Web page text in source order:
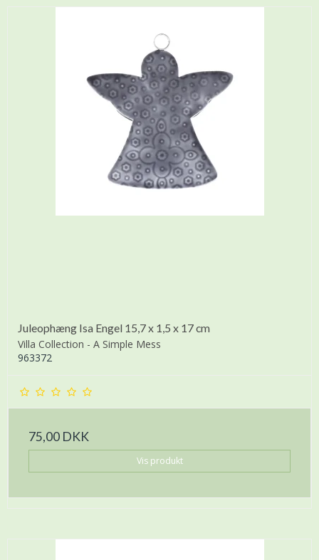
Juleophæng Isa Engel 15,7 x 1,5 x 17 cm
Villa Collection - A Simple Mess
963372
75,00 DKK
Vis produkt